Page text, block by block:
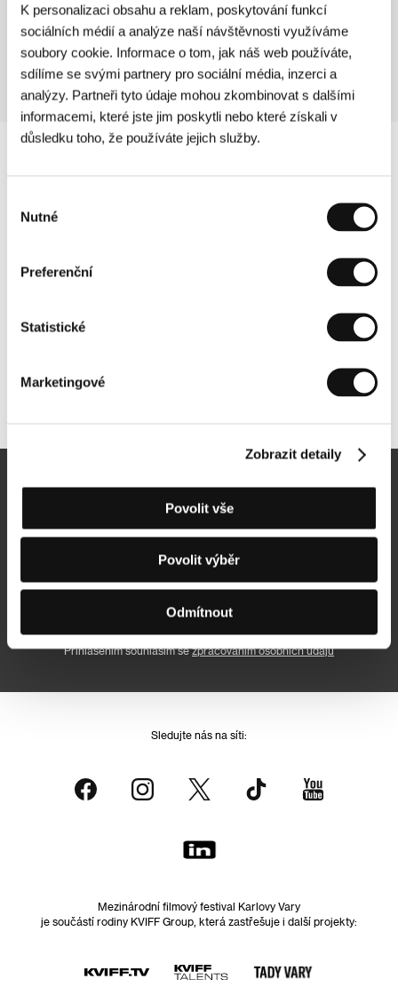
K personalizaci obsahu a reklam, poskytování funkcí
sociálních médií a analýze naší návštěvnosti využíváme
soubory cookie. Informace o tom, jak náš web používáte,
sdílíme se svými partnery pro sociální média, inzerci a
analýzy. Partneři tyto údaje mohou zkombinovat s dalšími
informacemi, které jste jim poskytli nebo které získali v
důsledku toho, že používáte jejich služby.
souhlasu
Nutné
Preferenční
Statistické
Marketingové
Zobrazit detaily
Povolit vše
Povolit výběr
Odmítnout
Režie: Jan Švankmajer / Česká republika, 1966, 0 min
Sekce:
Česká filmová avantgarda & Pocta Alexandru
Hackenschmiedovi
Newsletter
Přihlásit se k odběru
Přihlášením souhlasím sezpracováním osobních údajů
Sledujte nás na síti:
Mezinárodní filmový festival Karlovy Vary
je součástí rodiny KVIFF Group, která zastřešuje i další projekty: